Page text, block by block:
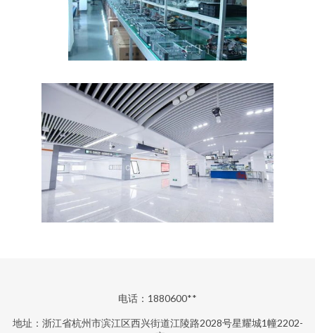
电话：1880600**
地址：浙江省杭州市滨江区西兴街道江陵路2028号星耀城1幢2202-